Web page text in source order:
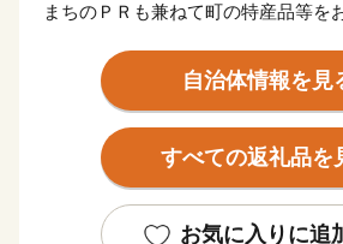
まちのＰＲも兼ねて町の特産品等を
【決済方法について】
お申し込みはクレジットカードのみ
（AMEX）、ダイナーズクラブカー
自治体情報を見
すべての返礼品を
お気に入りに追